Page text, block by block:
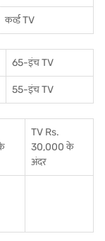
कर्व्ड TV
65-इंच TV
55-इंच TV
TV Rs.
30,000 के
अंदर